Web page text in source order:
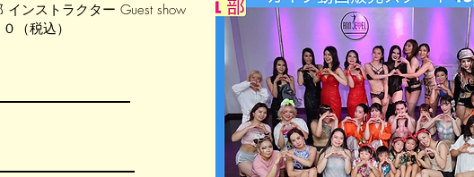
ンストラクター Guest show
（税込）